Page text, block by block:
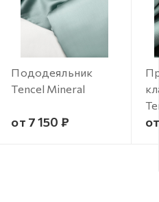
Пододеяльник
Tencel Mineral
от 7 150 ₽